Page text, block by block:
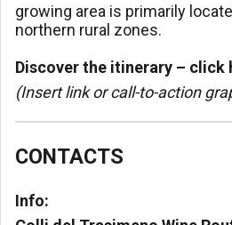
growing area is primarily
northern rural zones.
Discover the itinerary – click
(Insert link or call-to-action
CONTACTS
Info: